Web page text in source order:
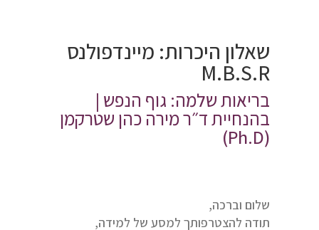
שאלון היכרות: מיינדפולנס
M.B.S.R
בריאות שלמה: גוף הנפש |
בהנחיית ד״ר מירה כהן שטרקמן
(Ph.D)
שלום וברכה,
תודה להצטרפותך למסע של למידה,